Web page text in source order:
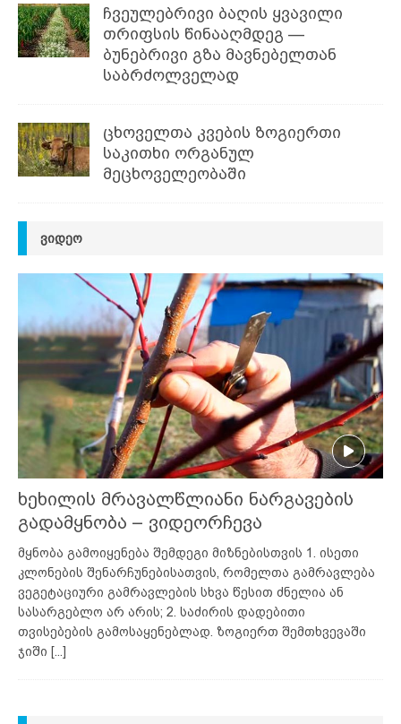
ჩვეულებრივი ბაღის ყვავილი
თრიფსის წინააღმდეგ —
ბუნებრივი გზა მავნებელთან
საბრძოლველად
ცხოველთა კვების ზოგიერთი
საკითხი ორგანულ
მეცხოველეობაში
ᲕᲘᲓᲔᲝ
ხეხილის მრავალწლიანი ნარგავების
გადამყნობა – ვიდეორჩევა
მყნობა გამოიყენება შემდეგი მიზნებისთვის 1. ისეთი
კლონების შენარჩუნებისათვის, რომელთა გამრავლება
ვეგეტაციური გამრავლების სხვა წესით ძნელია ან
სასარგებლო არ არის; 2. საძირის დადებითი
თვისებების გამოსაყენებლად. ზოგიერთ შემთხვევაში
ჯიში [...]